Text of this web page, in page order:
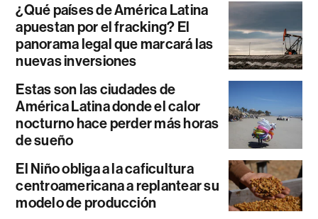
¿Qué países de América Latina
apuestan por el fracking? El
panorama legal que marcará las
nuevas inversiones
Estas son las ciudades de
América Latina donde el calor
nocturno hace perder más horas
de sueño
El Niño obliga a la caficultura
centroamericana a replantear su
modelo de producción